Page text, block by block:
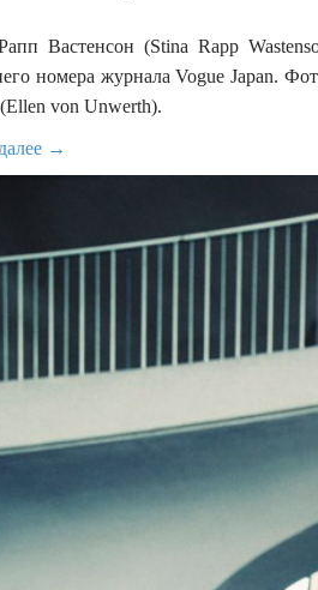
Вастенсон (Stina Rapp
номера журнала Vogue Japan.
von Unwerth).
→